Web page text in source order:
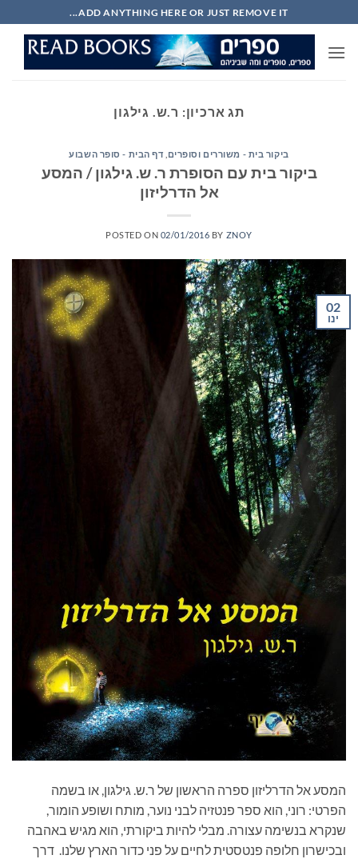
to
content
ADD ANYTHING HERE OR JUST REMOVE IT...
תג ארכיון: ר.ש. גילגון
ביקור בית - משוררים וסופרים דף הבית - סופר השבוע
ביקור בית עם הסופרת ר. ש. גילגון / המסע
אל הדרליזון
POSTED ON 02/01/2016 BY ZNOY
02
ינו
המסע אל הדרליזון ספרה הראשון של ר.ש. גילגון, או בשמה
הפרטי: רוני, הוא ספר פנטזיה לבני נוער, מותח ושופע הומור,
שנקרא בנשימה עצורה. מבלי להיות ביקורתי, הוא מגיש באהבה
ובכישרון חלופה פנטסטית לחיים על פני כדור הארץ שלנו. דרך